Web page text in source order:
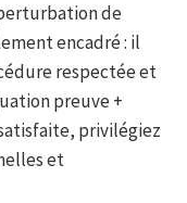
de
encadré : il
respectée et
preuve +
privilégiez
et